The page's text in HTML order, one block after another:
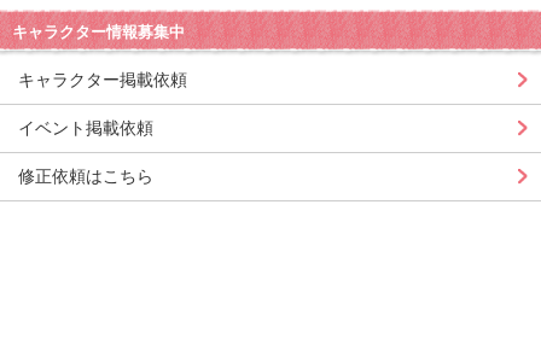
キャラクター情報募集中
キャラクター掲載依頼
イベント掲載依頼
修正依頼はこちら